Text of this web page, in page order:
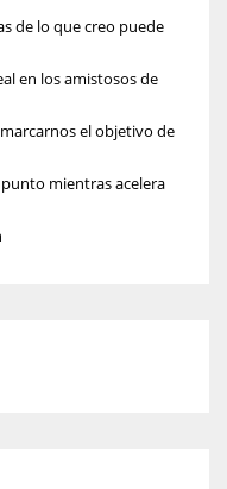
de lo que creo puede
en los amistosos de
el objetivo de
punto mientras acelera